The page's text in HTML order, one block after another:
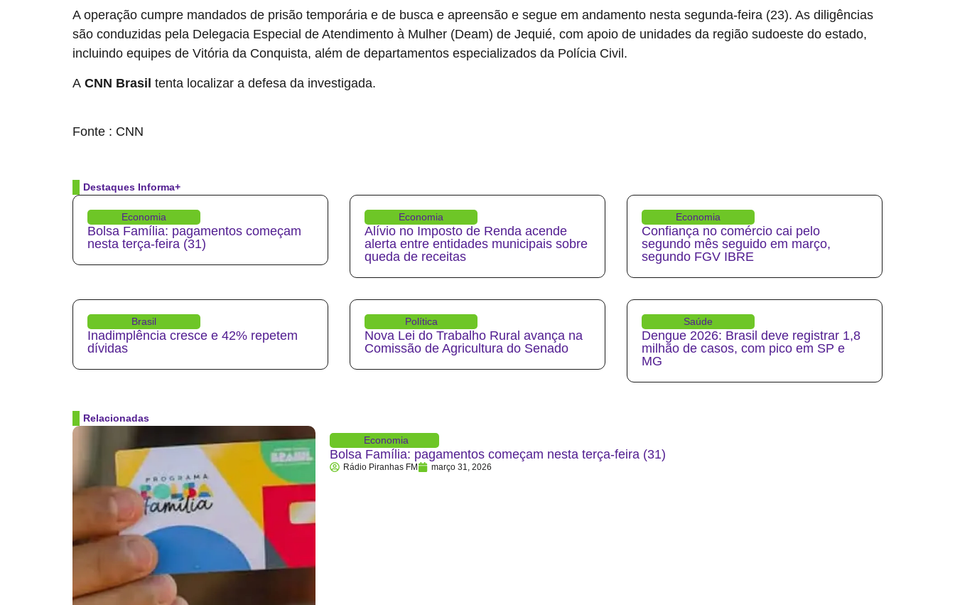
A operação cumpre mandados de prisão temporária e de busca e apreensão e segue em andamento nesta segunda-feira (23). As diligências
são conduzidas pela Delegacia Especial de Atendimento à Mulher (Deam) de Jequié, com apoio de unidades da região sudoeste do estado,
incluindo equipes de Vitória da Conquista, além de departamentos especializados da Polícia Civil.
A CNN Brasil tenta localizar a defesa da investigada.
Fonte : CNN
Destaques Informa+
Economia
Bolsa Família: pagamentos começam
nesta terça-feira (31)
Economia
Alívio no Imposto de Renda acende
alerta entre entidades municipais sobre
queda de receitas
Economia
Confiança no comércio cai pelo
segundo mês seguido em março,
segundo FGV IBRE
Brasil
Inadimplência cresce e 42% repetem
dívidas
Política
Nova Lei do Trabalho Rural avança na
Comissão de Agricultura do Senado
Saúde
Dengue 2026: Brasil deve registrar 1,8
milhão de casos, com pico em SP e
MG
Relacionadas
Economia
Bolsa Família: pagamentos começam nesta terça-feira (31)
Rádio Piranhas FM março 31, 2026